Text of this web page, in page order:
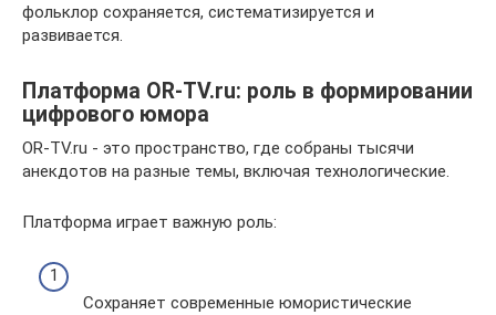
фольклор сохраняется, систематизируется и
развивается.
Платформа OR-TV.ru: роль в формировании
цифрового юмора
OR-TV.ru - это пространство, где собраны тысячи
анекдотов на разные темы, включая технологические.
Платформа играет важную роль:
Сохраняет современные юмористические